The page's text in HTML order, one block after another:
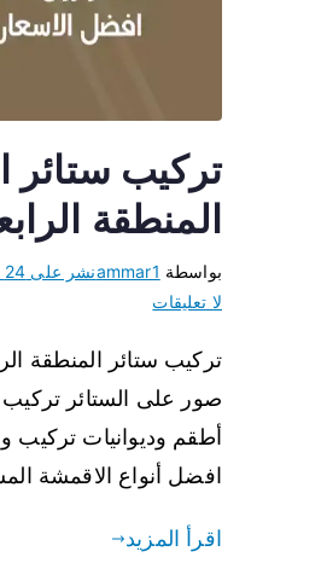
المنطقة
بواسطة ammar1نشر على 24 سبتمبر، 2021
لا تعليقات
تركيب ستائر المنطقة
صور على الستائر
أطقم وديوانيات تركيب
افضل أنواع الاقمشة
اقرأ المزيد